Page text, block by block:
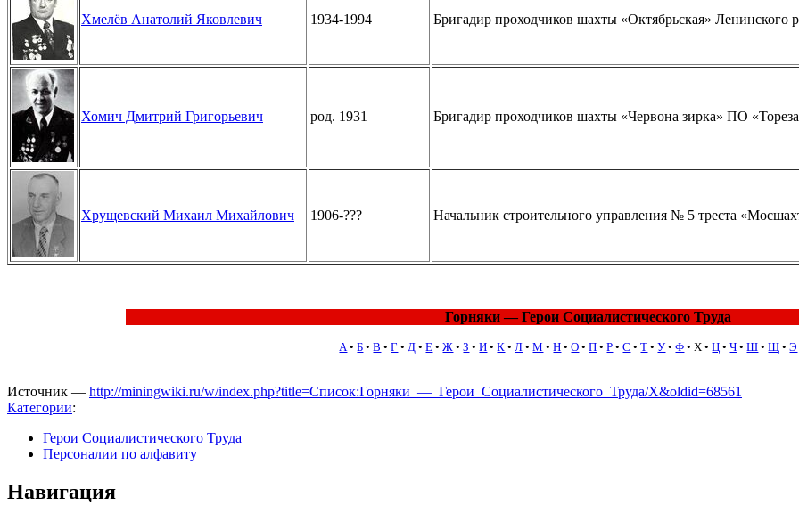
Хмелёв Анатолий Яковлевич 1934-1994 Бригадир проходчиков шахты «Октябрьская» Ленинского
Хомич Дмитрий Григорьевич род. 1931 Бригадир проходчиков шахты «Червона зирка» ПО
Хрущевский Михаил Михайлович 1906-??? Начальник строительного управления № 5 треста
Горняки — Герои Социалистического Труда
А•Б •В •Г •Д •Е •Ж •З •И •К •Л •М •Н •О •П •Р •С •Т •У •Ф •Х •Ц •Ч •Ш •Щ •Э
Источник — http://miningwiki.ru/w/index.php?title=Список:Горняки_—_Герои_Социалистического_Труда/Х&oldid=68561
Категории:
Герои Социалистического Труда
Персоналии по алфавиту
Навигация